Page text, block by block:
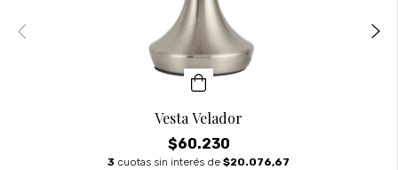
Vesta Velador
$60.230
3 cuotas sin interés de $20.076,67